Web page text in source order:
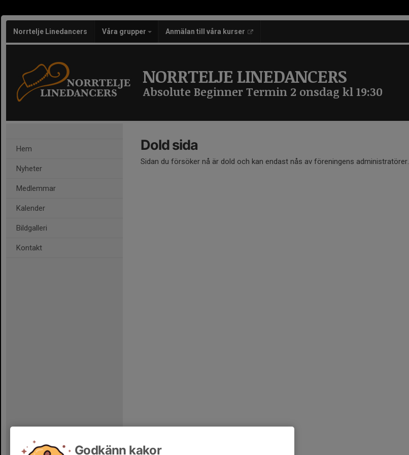
Norrtelje Linedancers Våra grupper Anmälan till våra kurser
NORRTELJE LINEDANCERS
Absolute Beginner Termin 2 onsdag kl 19:30
Hem
Nyheter
Medlemmar
Kalender
Bildgalleri
Kontakt
Dold sida
Sidan du försöker nå är dold och kan endast nås av föreningens administratörer.
Godkänn kakor